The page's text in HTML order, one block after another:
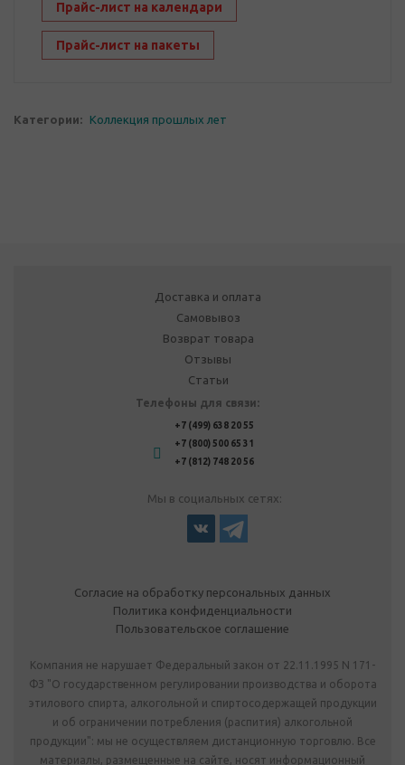
Прайс-лист на календари
Прайс-лист на пакеты
Категории: Коллекция прошлых лет
Доставка и оплата
Самовывоз
Возврат товара
Отзывы
Статьи
Телефоны для связи:
+7 (499) 638 20 55
+7 (800) 500 65 31
+7 (812) 748 20 56
Мы в социальных сетях:
Согласие на обработку персональных данных
Политика конфиденциальности
Пользовательское соглашение
Компания не нарушает Федеральный закон от 22.11.1995 N 171-
ФЗ "О государственном регулировании производства и оборота
этилового спирта, алкогольной и спиртосодержащей продукции
и об ограничении потребления (распития) алкогольной
продукции": мы не осуществляем дистанционную торговлю. Все
материалы, размещенные на сайте, носят информационный